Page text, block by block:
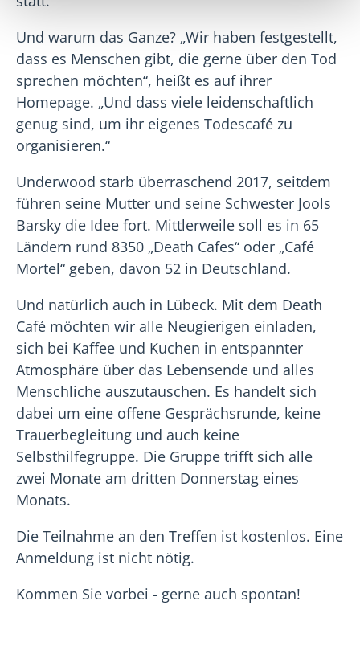
Und warum das Ganze? „Wir haben festgestellt,
dass es Menschen gibt, die gerne über den Tod
sprechen möchten“, heißt es auf ihrer
Homepage. „Und dass viele leidenschaftlich
genug sind, um ihr eigenes Todescafé zu
organisieren.“
Underwood starb überraschend 2017, seitdem
führen seine Mutter und seine Schwester Jools
Barsky die Idee fort. Mittlerweile soll es in 65
Ländern rund 8350 „Death Cafes“ oder „Café
Mortel“ geben, davon 52 in Deutschland.
Und natürlich auch in Lübeck. Mit dem Death
Café möchten wir alle Neugierigen einladen,
sich bei Kaffee und Kuchen in entspannter
Atmosphäre über das Lebensende und alles
Menschliche auszutauschen. Es handelt sich
dabei um eine offene Gesprächsrunde, keine
Trauerbegleitung und auch keine
Selbsthilfegruppe. Die Gruppe trifft sich alle
zwei Monate am dritten Donnerstag eines
Monats.
Die Teilnahme an den Treffen ist kostenlos. Eine
Anmeldung ist nicht nötig.
Kommen Sie vorbei - gerne auch spontan!